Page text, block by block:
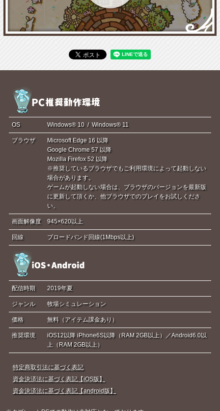
OS Windows® 10 / Windows® 11
ブラウザ
Microsoft Edge 16 以降
Google Chrome 57 以降
Mozilla Firefox 52 以降
※推奨しているブラウザでもご利用環境によって起動しない
場合があります。
ゲームが起動しない場合は、ブラウザのバージョンを最新版
に更新して頂くか、他ブラウザでのプレイをお試しくださ
い。
画面解像度 945×620以上
回線 ブロードバンド回線(1Mbps以上)
配信時期 2019年夏
ジャンル 牧場シミュレーション
価格 無料（アイテム課金あり）
推奨環境
iOS12以降 iPhone6S以降（RAM 2GB以上）／Android6.0以
上（RAM 2GB以上）
特定商取引法に基づく表記
資金決済法に基づく表記【iOS版】
資金決済法に基づく表記【android版】